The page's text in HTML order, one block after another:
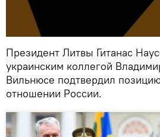
Президент Литвы Гитанас
украинским коллегой
Вильнюсе подтвердил
отношении России.